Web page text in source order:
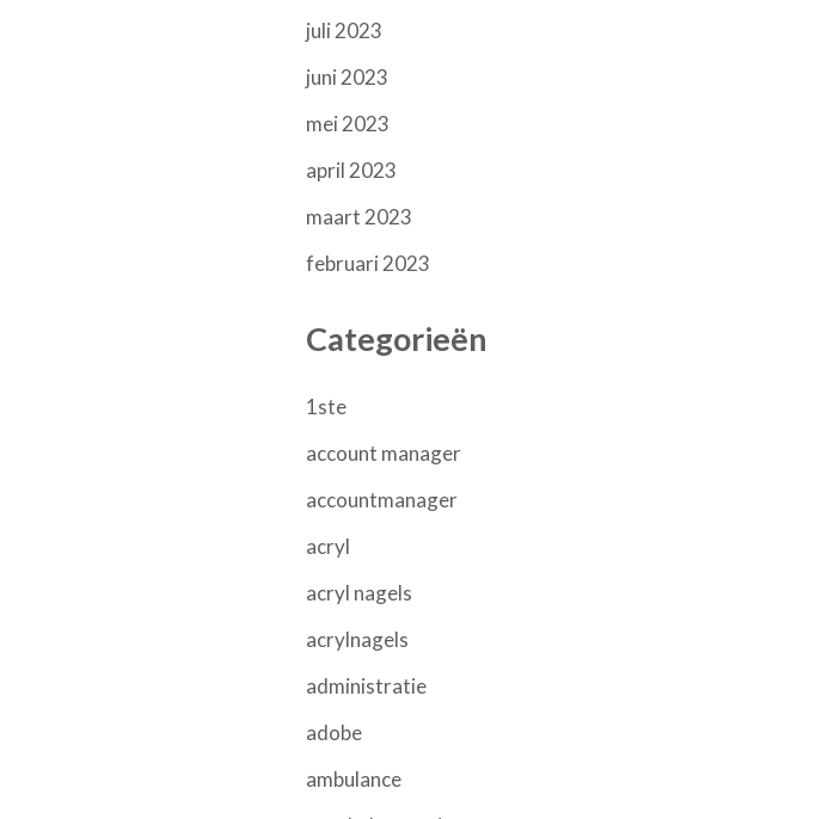
juli 2023
juni 2023
mei 2023
april 2023
maart 2023
februari 2023
Categorieën
1ste
account manager
accountmanager
acryl
acryl nagels
acrylnagels
administratie
adobe
ambulance